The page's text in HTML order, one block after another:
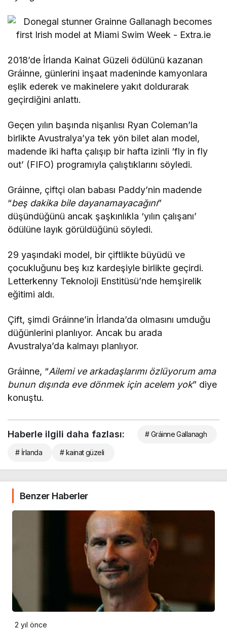
2018’de İrlanda Kainat Güzeli ödülünü kazanan
Gráinne, günlerini inşaat madeninde kamyonlara
eşlik ederek ve makinelere yakıt doldurarak
geçirdiğini anlattı.
Geçen yılın başında nişanlısı Ryan Coleman’la
birlikte Avustralya’ya tek yön bilet alan model,
madende iki hafta çalışıp bir hafta izinli ‘fly in fly
out’ (FIFO) programıyla çalıştıklarını söyledi.
Gráinne, çiftçi olan babası Paddy’nin madende
“beş dakika bile dayanamayacağını”
düşündüğünü ancak şaşkınlıkla ‘yılın çalışanı’
ödülüne layık görüldüğünü söyledi.
29 yaşındaki model, bir çiftlikte büyüdü ve
çocukluğunu beş kız kardeşiyle birlikte geçirdi.
Letterkenny Teknoloji Enstitüsü’nde hemşirelik
eğitimi aldı.
Çift, şimdi Gráinne’in İrlanda’da olmasını umduğu
düğünlerini planlıyor. Ancak bu arada
Avustralya’da kalmayı planlıyor.
Gráinne, “Ailemi ve arkadaşlarımı özlüyorum ama
bunun dışında eve dönmek için acelem yok” diye
konuştu.
Haberle ilgili daha fazlası: # Gráinne Gallanagh
# İrlanda # kainat güzeli
Benzer Haberler
2 yıl önce